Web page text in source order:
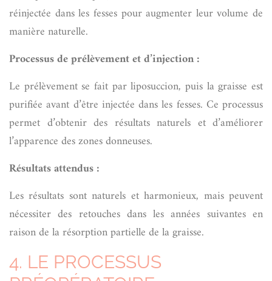
réinjectée dans les fesses pour augmenter leur volume de
manière naturelle.
Processus de prélèvement et d’injection :
Le prélèvement se fait par liposuccion, puis la graisse est
purifiée avant d’être injectée dans les fesses. Ce processus
permet d’obtenir des résultats naturels et d’améliorer
l’apparence des zones donneuses.
Résultats attendus :
Les résultats sont naturels et harmonieux, mais peuvent
nécessiter des retouches dans les années suivantes en
raison de la résorption partielle de la graisse.
4. LE PROCESSUS